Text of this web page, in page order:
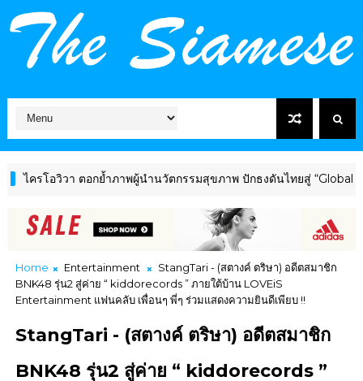
อวิวา ตอกย้ำภาพผู้นำนวัตกรรมสุขภาพ ปักธงดันไทยสู่ “Global
Home Entertainment
StangTari - (สตางค์ ตริษา) อดีตสมาชิก
BNK48 รุ่น2 สู่ค่าย “ kiddorecords ” ภายใต้บ้าน LOVEiS
Entertainment แฟนคลับ เพื่อนๆ พี่ๆ ร่วมแสดงความยินดีเพียบ !!
StangTari - (สตางค์ ตริษา) อดีตสมาชิก
BNK48 รุ่น2 สู่ค่าย “ kiddorecords ”